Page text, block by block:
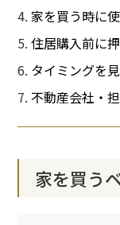
家を買う時に
住居購入前に
タイミングを
不動産会社・
家を買う